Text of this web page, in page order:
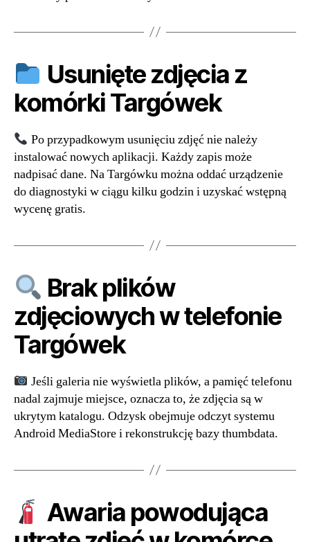
Usunięte zdjęcia z
komórki Targówek
Po przypadkowym usunięciu zdjęć nie należy
instalować nowych aplikacji. Każdy zapis może
nadpisać dane. Na Targówku można oddać urządzenie
do diagnostyki w ciągu kilku godzin i uzyskać wstępną
wycenę gratis.
Brak plików
zdjęciowych w telefonie
Targówek
Jeśli galeria nie wyświetla plików, a pamięć telefonu
nadal zajmuje miejsce, oznacza to, że zdjęcia są w
ukrytym katalogu. Odzysk obejmuje odczyt systemu
Android MediaStore i rekonstrukcję bazy thumbdata.
Awaria powodująca